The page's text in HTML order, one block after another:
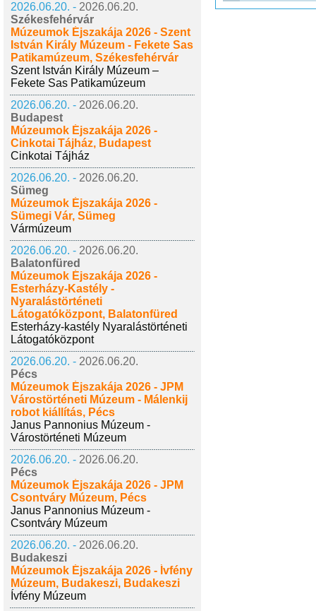
2026.06.20. - 2026.06.20.
Székesfehérvár
Múzeumok Éjszakája 2026 - Szent
István Király Múzeum - Fekete Sas
Patikamúzeum, Székesfehérvár
Szent István Király Múzeum –
Fekete Sas Patikamúzeum
2026.06.20. - 2026.06.20.
Budapest
Múzeumok Éjszakája 2026 -
Cinkotai Tájház, Budapest
Cinkotai Tájház
2026.06.20. - 2026.06.20.
Sümeg
Múzeumok Éjszakája 2026 -
Sümegi Vár, Sümeg
Vármúzeum
2026.06.20. - 2026.06.20.
Balatonfüred
Múzeumok Éjszakája 2026 -
Esterházy-Kastély -
Nyaralástörténeti
Látogatóközpont, Balatonfüred
Esterházy-kastély Nyaralástörténeti
Látogatóközpont
2026.06.20. - 2026.06.20.
Pécs
Múzeumok Éjszakája 2026 - JPM
Várostörténeti Múzeum - Málenkij
robot kiállítás, Pécs
Janus Pannonius Múzeum -
Várostörténeti Múzeum
2026.06.20. - 2026.06.20.
Pécs
Múzeumok Éjszakája 2026 - JPM
Csontváry Múzeum, Pécs
Janus Pannonius Múzeum -
Csontváry Múzeum
2026.06.20. - 2026.06.20.
Budakeszi
Múzeumok Éjszakája 2026 - Ívfény
Múzeum, Budakeszi, Budakeszi
Ívfény Múzeum